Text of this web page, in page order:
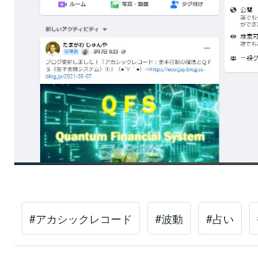
#アカシックレコード #波動 #占い